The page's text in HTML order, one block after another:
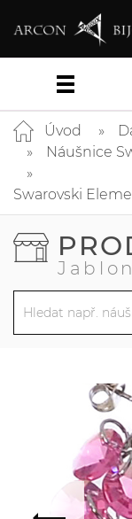
Úvod
Náušnice
Swarovski